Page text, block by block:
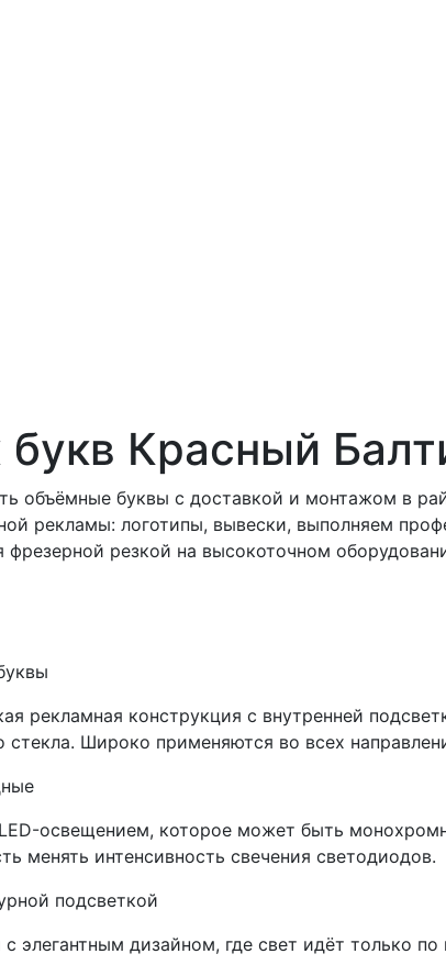
Красный
объёмные буквы с доставкой и монтажом в
рекламы: логотипы, вывески, выполняем
резкой на высокоточном
рекламная конструкция с внутренней
стекла. Широко применяются во всех
освещением, которое может быть
менять интенсивность свечения светодиодов.
подсветкой
элегантным дизайном, где свет идёт только